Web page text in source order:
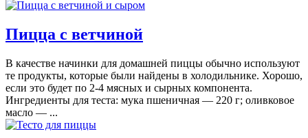
Пицца с ветчиной
В качестве начинки для домашней пиццы обычно используют
те продукты, которые были найдены в холодильнике. Хорошо,
если это будет по 2-4 мясных и сырных компонента.
Ингредиенты для теста: мука пшеничная — 220 г; оливковое
масло — ...